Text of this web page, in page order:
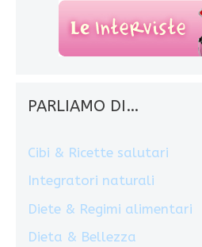
PARLIAMO DI…
Cibi & Ricette salutari
Integratori naturali
Diete & Regimi alimentari
Dieta & Bellezza